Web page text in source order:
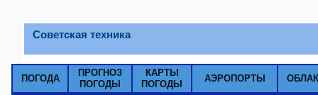
Советская техника
ПОГОДА
ПРОГНОЗ
ПОГОДЫ
КАРТЫ
ПОГОДЫ
АЭРОПОРТЫ